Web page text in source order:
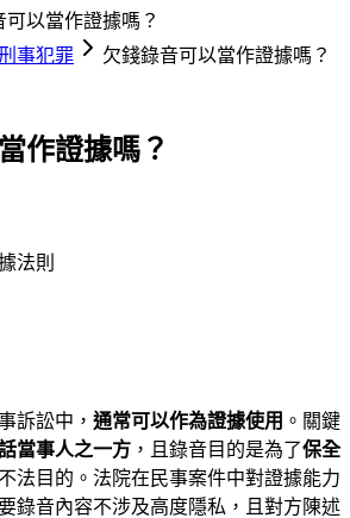
可以當作證據嗎？
事犯罪
欠錢錄音可以當作證據嗎？
作證據嗎？
法則
訴訟中， 通常可以作為證據使用 。關鍵
當事人之一方 ，且錄音目的是為了保全
法目的。法院在民事案件中對證據能力
錄音內容不涉及高度隱私，且對方陳述